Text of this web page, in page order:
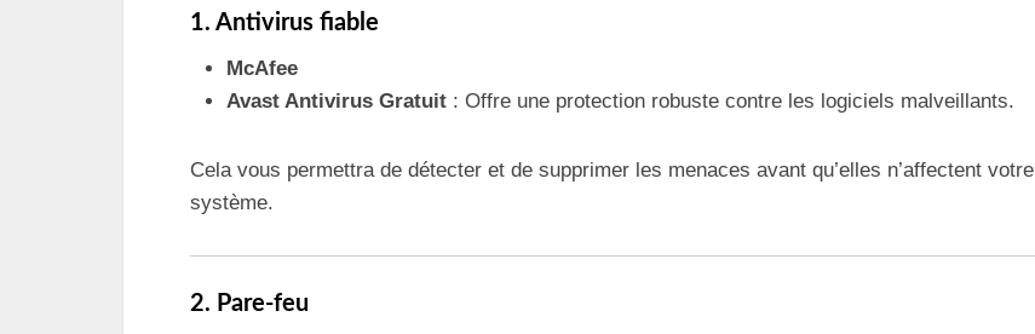
1. Antivirus fiable
McAfee
Avast Antivirus Gratuit : Offre une protection robuste contre les logiciels malveillants.
Cela vous permettra de détecter et de supprimer les menaces avant qu’elles n’affectent votre
système.
2. Pare-feu